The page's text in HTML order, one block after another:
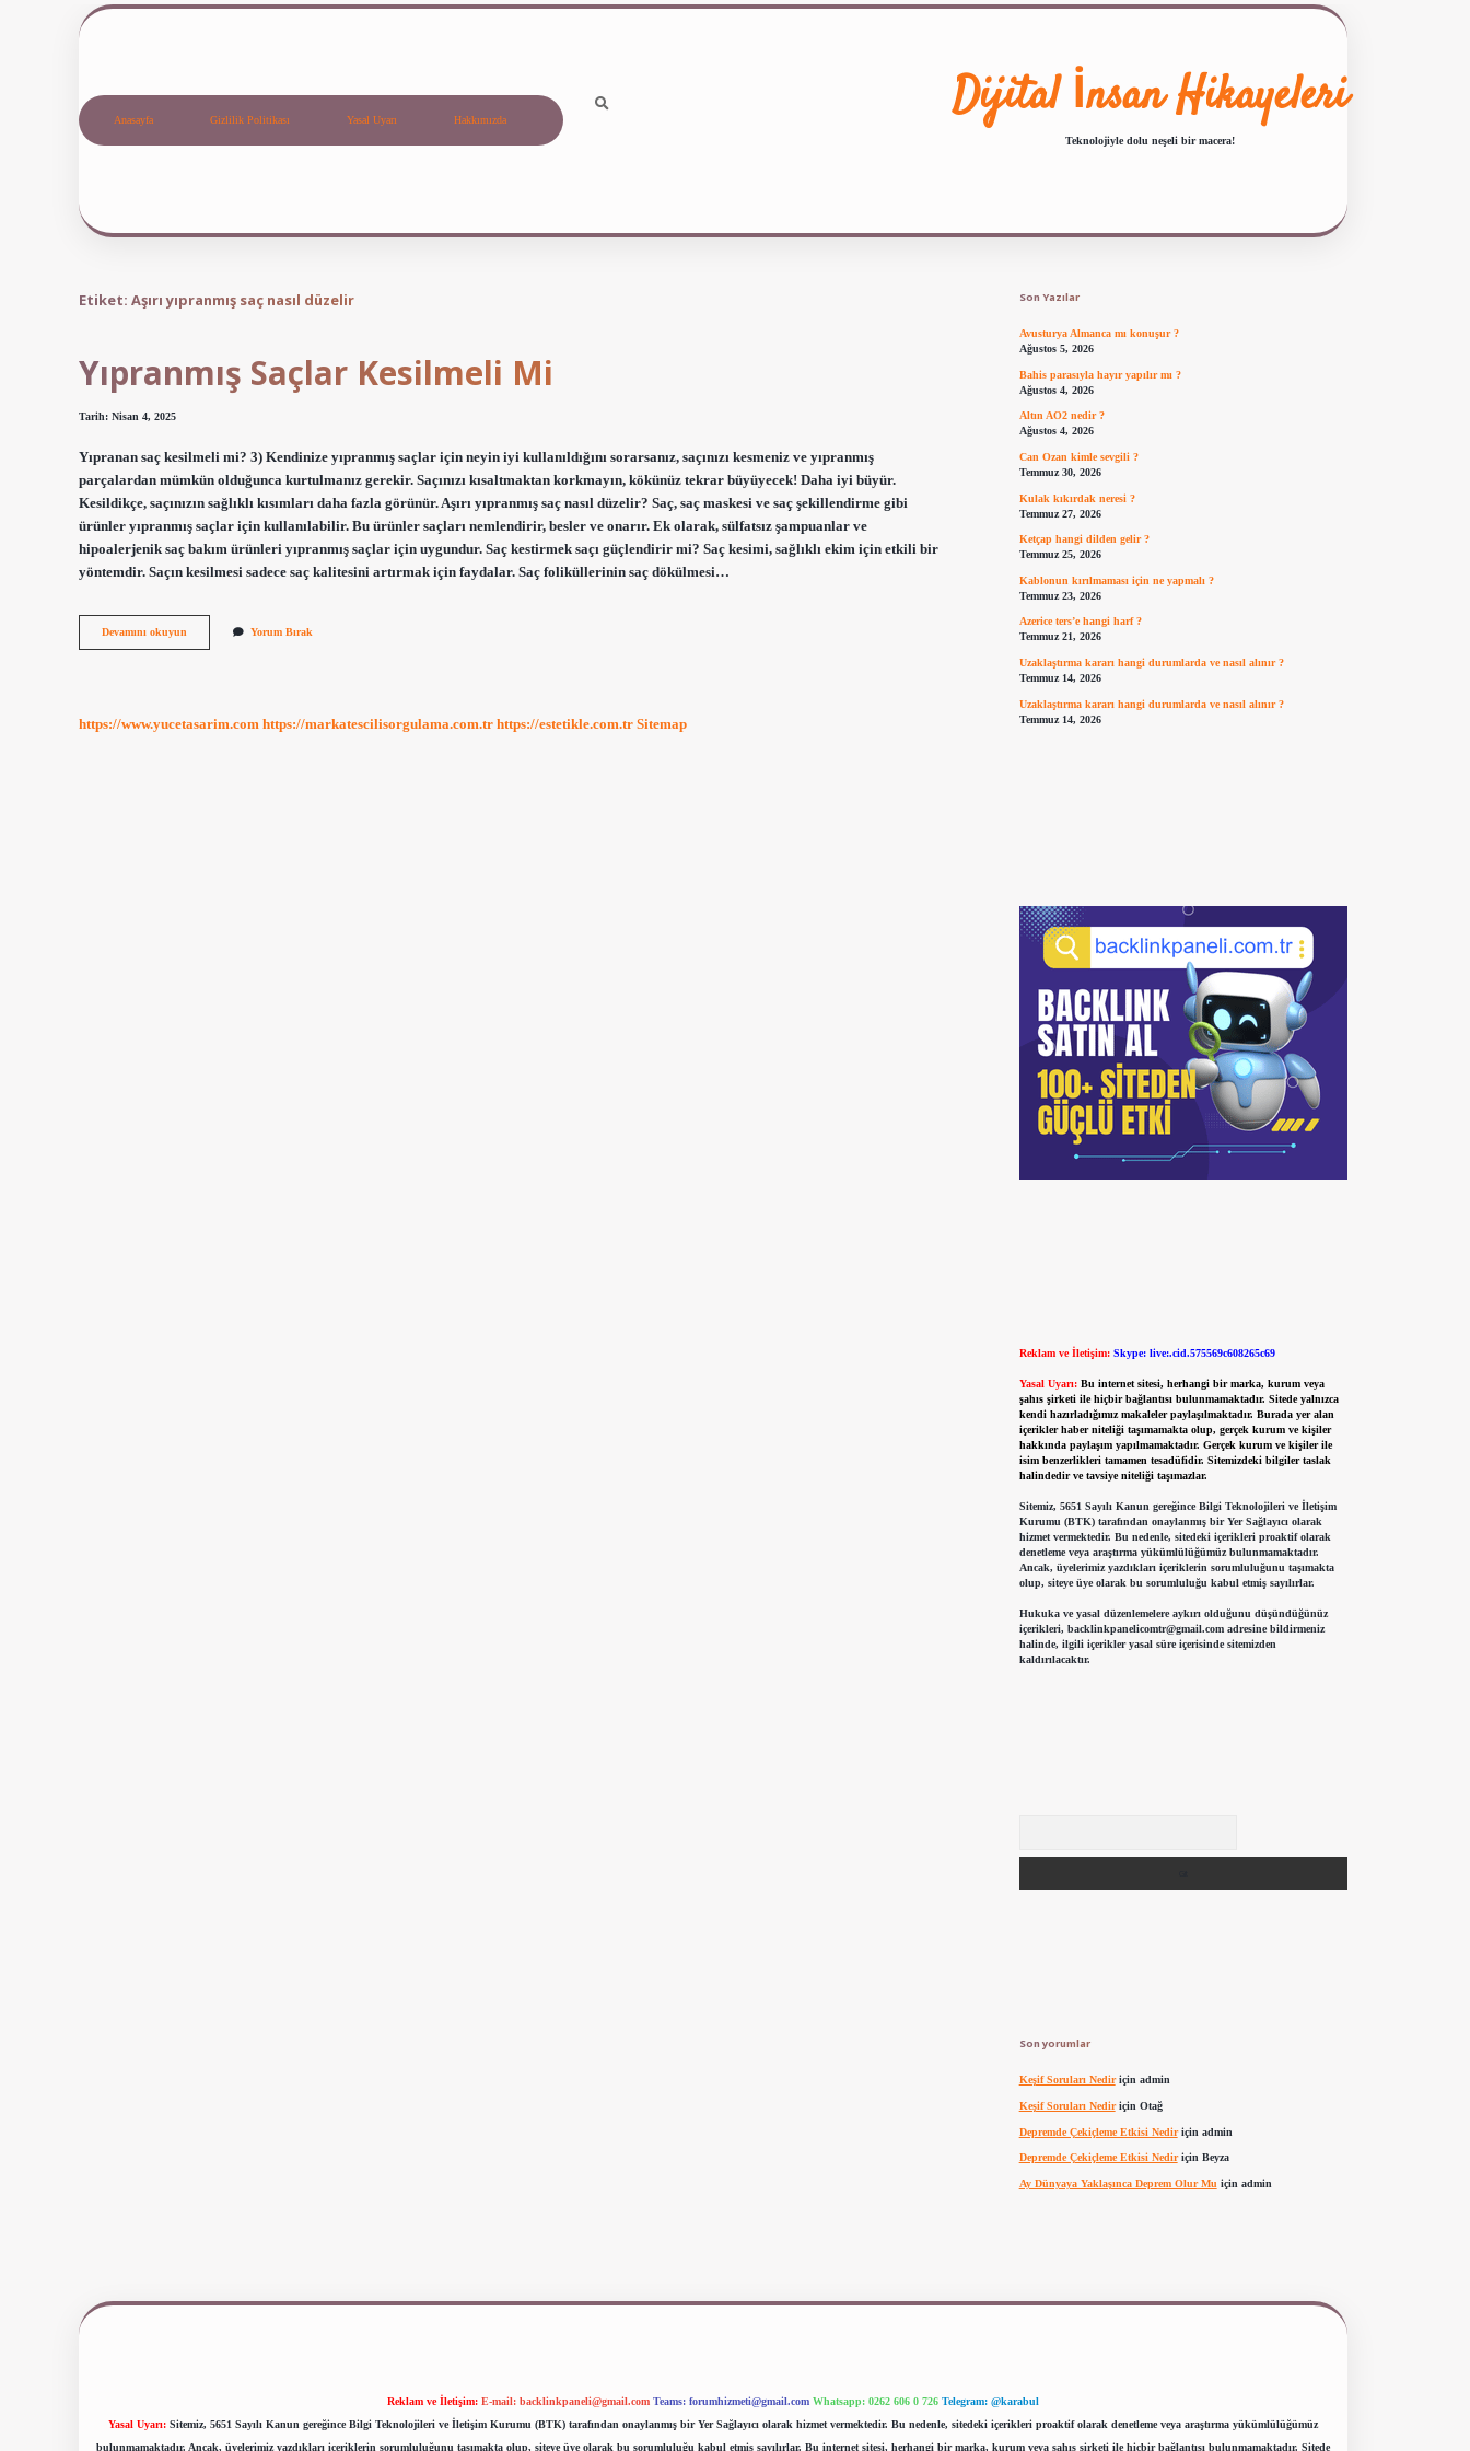
Anasayfa Gizlilik Politikası Yasal Uyarı Hakkımızda Dijital İnsan Hikayeleri
Teknolojiyle dolu neşeli bir macera!
Etiket: Aşırı yıpranmış saç nasıl düzelir
Yıpranmış Saçlar Kesilmeli Mi
Tarih: Nisan 4, 2025
Yıpranan saç kesilmeli mi? 3) Kendinize yıpranmış saçlar için neyin iyi kullanıldığını sorarsanız, saçınızı kesmeniz ve yıpranmış
parçalardan mümkün olduğunca kurtulmanız gerekir. Saçınızı kısaltmaktan korkmayın, kökünüz tekrar büyüyecek! Daha iyi büyür.
Kesildikçe, saçınızın sağlıklı kısımları daha fazla görünür. Aşırı yıpranmış saç nasıl düzelir? Saç, saç maskesi ve saç şekillendirme gibi
ürünler yıpranmış saçlar için kullanılabilir. Bu ürünler saçları nemlendirir, besler ve onarır. Ek olarak, sülfatsız şampuanlar ve
hipoalerjenik saç bakım ürünleri yıpranmış saçlar için uygundur. Saç kestirmek saçı güçlendirir mi? Saç kesimi, sağlıklı ekim için etkili bir
yöntemdir. Saçın kesilmesi sadece saç kalitesini artırmak için faydalar. Saç foliküllerinin saç dökülmesi…
Devamını okuyun Yıpranmış
Saçlar
Yorum Bırak
https://www.yucetasarim.com https://markatescilisorgulama.com.tr https://estetikle.com.tr Sitemap
Son Yazılar
Avusturya Almanca mı konuşur ?
Ağustos 5, 2026
Bahis parasıyla hayır yapılır mı ?
Ağustos 4, 2026
Altın AO2 nedir ?
Ağustos 4, 2026
Can Ozan kimle sevgili ?
Temmuz 30, 2026
Kulak kıkırdak neresi ?
Temmuz 27, 2026
Ketçap hangi dilden gelir ?
Temmuz 25, 2026
Kablonun kırılmaması için ne yapmalı ?
Temmuz 23, 2026
Azerice ters’e hangi harf ?
Temmuz 21, 2026
Uzaklaştırma kararı hangi durumlarda ve nasıl alınır ?
Temmuz 14, 2026
Uzaklaştırma kararı hangi durumlarda ve nasıl alınır ?
Temmuz 14, 2026
Reklam ve İletişim: Skype: live:.cid.575569c608265c69
Yasal Uyarı: Bu internet sitesi, herhangi bir marka, kurum veya
şahıs şirketi ile hiçbir bağlantısı bulunmamaktadır. Sitede yalnızca
kendi hazırladığımız makaleler paylaşılmaktadır. Burada yer alan
içerikler haber niteliği taşımamakta olup, gerçek kurum ve kişiler
hakkında paylaşım yapılmamaktadır. Gerçek kurum ve kişiler ile
isim benzerlikleri tamamen tesadüfidir. Sitemizdeki bilgiler taslak
halindedir ve tavsiye niteliği taşımazlar.
Sitemiz, 5651 Sayılı Kanun gereğince Bilgi Teknolojileri ve İletişim
Kurumu (BTK) tarafından onaylanmış bir Yer Sağlayıcı olarak
hizmet vermektedir. Bu nedenle, sitedeki içerikleri proaktif olarak
denetleme veya araştırma yükümlülüğümüz bulunmamaktadır.
Ancak, üyelerimiz yazdıkları içeriklerin sorumluluğunu taşımakta
olup, siteye üye olarak bu sorumluluğu kabul etmiş sayılırlar.
Hukuka ve yasal düzenlemelere aykırı olduğunu düşündüğünüz
içerikleri, backlinkpanelicomtr@gmail.comadresine bildirmeniz
halinde, ilgili içerikler yasal süre içerisinde sitemizden
kaldırılacaktır.
Son yorumlar
Keşif Soruları Nediriçin admin
Keşif Soruları Nediriçin Otağ
Depremde Çekiçleme Etkisi Nediriçin admin
Depremde Çekiçleme Etkisi Nediriçin Beyza
Ay Dünyaya Yaklaşınca Deprem Olur Mu için admin
Reklam ve İletişim: E-mail: backlinkpaneli@gmail.com Teams: forumhizmeti@gmail.com Whatsapp: 0262 606 0 726 Telegram: @karabul
Yasal Uyarı: Sitemiz, 5651 Sayılı Kanun gereğince Bilgi Teknolojileri ve İletişim Kurumu (BTK) tarafından onaylanmış bir Yer Sağlayıcı olarak hizmet vermektedir. Bu nedenle, sitedeki içerikleri proaktif olarak denetleme veya araştırma yükümlülüğümüz
bulunmamaktadır. Ancak, üyelerimiz yazdıkları içeriklerin sorumluluğunu taşımakta olup, siteye üye olarak bu sorumluluğu kabul etmiş sayılırlar. Bu internet sitesi, herhangi bir marka, kurum veya şahıs şirketi ile hiçbir bağlantısı bulunmamaktadır. Sitede